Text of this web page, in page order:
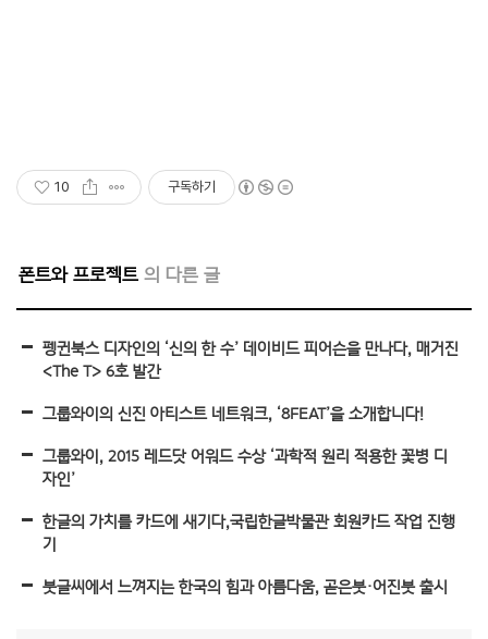
10 구독하기
폰트와 프로젝트
펭귄북스 디자인의 ‘신의 한 수’ 데이비드 피어슨을 만나다, 매거진
<The T> 6호 발간
그룹와이의 신진 아티스트 네트워크, ‘8FEAT’을 소개합니다!
그룹와이, 2015 레드닷 어워드 수상 ‘과학적 원리 적용한 꽃병 디
자인’
한글의 가치를 카드에 새기다,국립한글박물관 회원카드 작업 진행
기
붓글씨에서 느껴지는 한국의 힘과 아름다움, 곧은붓·어진붓 출시